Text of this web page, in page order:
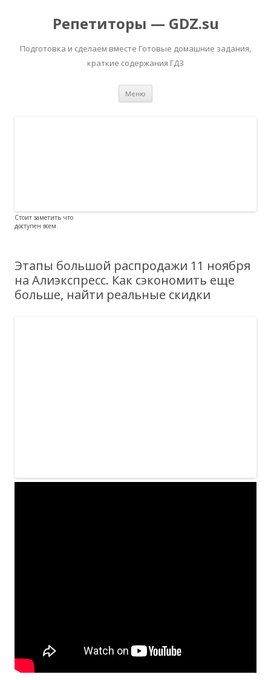
Репетиторы — GDZ.su
Подготовка и сделаем вместе Готовые домашние задания,
краткие содержания ГДЗ
Меню
Стоит заметить что
доступен всем.
Этапы большой распродажи 11 ноября
на Алиэкспресс. Как сэкономить еще
больше, найти реальные скидки